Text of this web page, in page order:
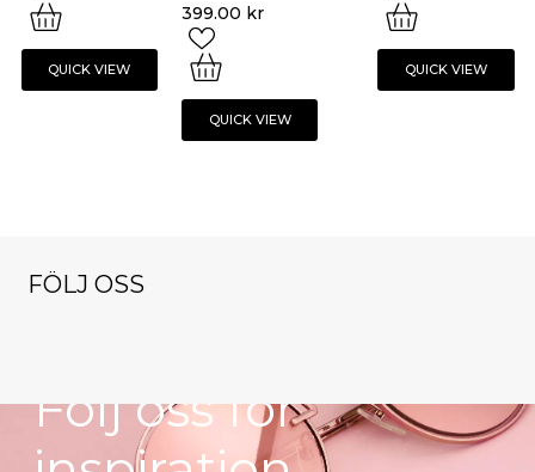
QUICK VIEW QUICK VIEW
399.00 kr
QUICK VIEW
FÖLJ OSS
Nov 16 Okt 27
Följ oss för